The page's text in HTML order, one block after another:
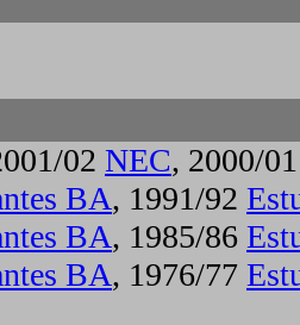
02 NEC, 2000/
BA, 1991/92
BA, 1985/86
BA, 1976/77